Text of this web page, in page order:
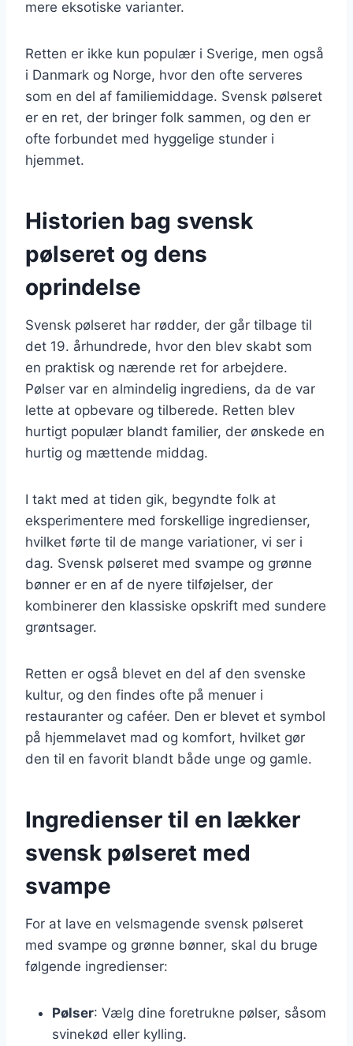
mere eksotiske varianter.
Retten er ikke kun populær i Sverige, men også
i Danmark og Norge, hvor den ofte serveres
som en del af familiemiddage. Svensk pølseret
er en ret, der bringer folk sammen, og den er
ofte forbundet med hyggelige stunder i
hjemmet.
Historien bag svensk
pølseret og dens
oprindelse
Svensk pølseret har rødder, der går tilbage til
det 19. århundrede, hvor den blev skabt som
en praktisk og nærende ret for arbejdere.
Pølser var en almindelig ingrediens, da de var
lette at opbevare og tilberede. Retten blev
hurtigt populær blandt familier, der ønskede en
hurtig og mættende middag.
I takt med at tiden gik, begyndte folk at
eksperimentere med forskellige ingredienser,
hvilket førte til de mange variationer, vi ser i
dag. Svensk pølseret med svampe og grønne
bønner er en af de nyere tilføjelser, der
kombinerer den klassiske opskrift med sundere
grøntsager.
Retten er også blevet en del af den svenske
kultur, og den findes ofte på menuer i
restauranter og caféer. Den er blevet et symbol
på hjemmelavet mad og komfort, hvilket gør
den til en favorit blandt både unge og gamle.
Ingredienser til en lækker
svensk pølseret med
svampe
For at lave en velsmagende svensk pølseret
med svampe og grønne bønner, skal du bruge
følgende ingredienser:
Pølser: Vælg dine foretrukne pølser, såsom
svinekød eller kylling.